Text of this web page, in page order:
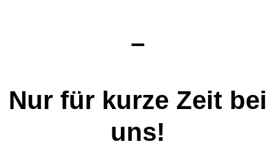
–
Nur für kurze Zeit bei
uns!